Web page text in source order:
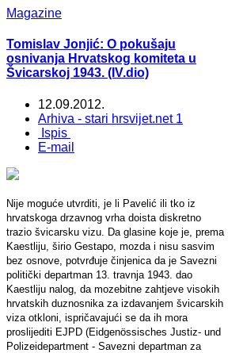
Magazine
Tomislav Jonjić: O pokušaju
osnivanja Hrvatskog komiteta u
Švicarskoj 1943. (IV.dio)
12.09.2012.
Arhiva - stari hrsvijet.net 1
Ispis
E-mail
Nije moguće utvrditi, je li Pavelić ili tko iz
hrvatskoga drzavnog vrha doista diskretno
trazio švicarsku vizu. Da glasine koje je, prema
Kaestliju, širio Gestapo, mozda i nisu sasvim
bez osnove, potvrđuje činjenica da je Savezni
politički departman 13. travnja 1943. dao
Kaestliju nalog, da mozebitne zahtjeve visokih
hrvatskih duznosnika za izdavanjem švicarskih
viza otkloni, ispričavajući se da ih mora
proslijediti EJPD (Eidgenössisches Justiz- und
Polizeidepartment - Savezni departman za